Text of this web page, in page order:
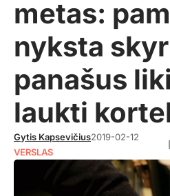
metas:
nyksta
panašus
laukti
Gytis Kapsevičius2019-02-12
VERSLAS